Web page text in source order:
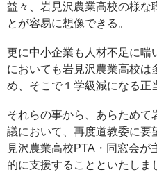
益々、岩見沢農業高校の様な
とが容易に想像できる。
更に中小企業も人材不足に喘
においても岩見沢農業高校は
め、そこで１学級減になる正
それらの事から、あらためて
議において、再度道教委に要
見沢農業高校PTA・同窓会
的に支援することといたしま